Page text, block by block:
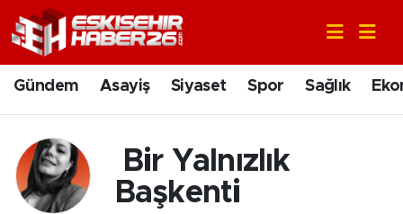
Gündem Asayiş Siyaset Spor Sağlık
Bir Yalnızlık
Başkenti
Gündem
Asayiş
Siyaset
Spor
Nöbetçi Eczaneler
Hava Durumu
Trafik Durumu
Süper Lig Puan Durumu ve Fikstür